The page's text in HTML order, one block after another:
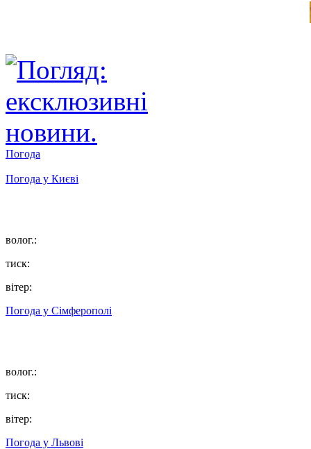
Погода
Погода у Києві
волог.:
тиск:
вітер:
Погода у Сімферополі
волог.:
тиск:
вітер:
Погода у Львові